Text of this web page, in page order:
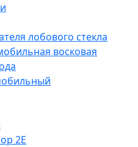
лобового стекла
восковая
2E